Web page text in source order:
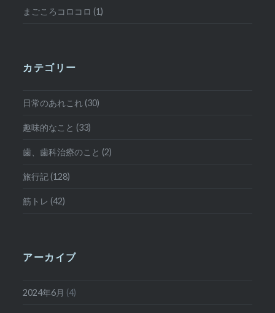
まごころコロコロ (1)
カテゴリー
日常のあれこれ (30)
趣味的なこと (33)
歯、歯科治療のこと (2)
旅行記 (128)
筋トレ (42)
アーカイブ
2024年6月 (4)